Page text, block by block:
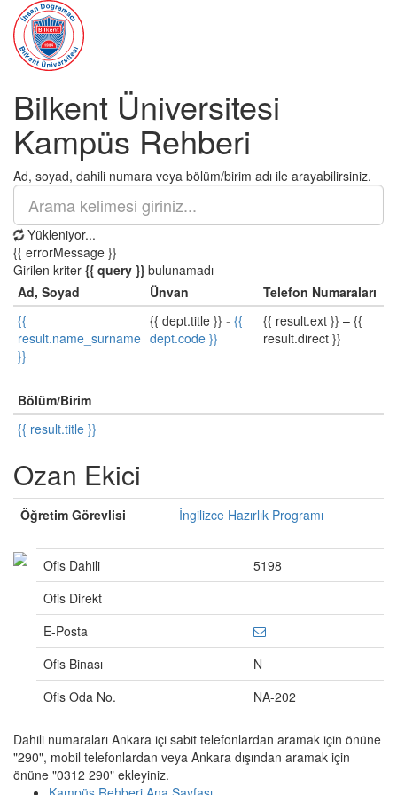
Bilkent Üniversitesi
Kampüs Rehberi
Ad, soyad, dahili numara veya bölüm/birim adı ile arayabilirsiniz.
Yükleniyor...
{{ errorMessage }}
Girilen kriter {{ query }} bulunamadı
Ad, Soyad
Ünvan
Telefon Numaraları
{{
result.name_surname
}}
{{ dept.title }} - {{
dept.code }}
{{ result.ext }} – {{
result.direct }}
Bölüm/Birim
{{ result.title }}
Ozan Ekici
Öğretim Görevlisi İngilizce Hazırlık Programı
Ofis Dahili
5198
Ofis Direkt
E-Posta
Ofis Binası
N
Ofis Oda No.
NA-202
Dahili numaraları Ankara içi sabit telefonlardan aramak için önüne
"290", mobil telefonlardan veya Ankara dışından aramak için
önüne "0312 290" ekleyiniz.